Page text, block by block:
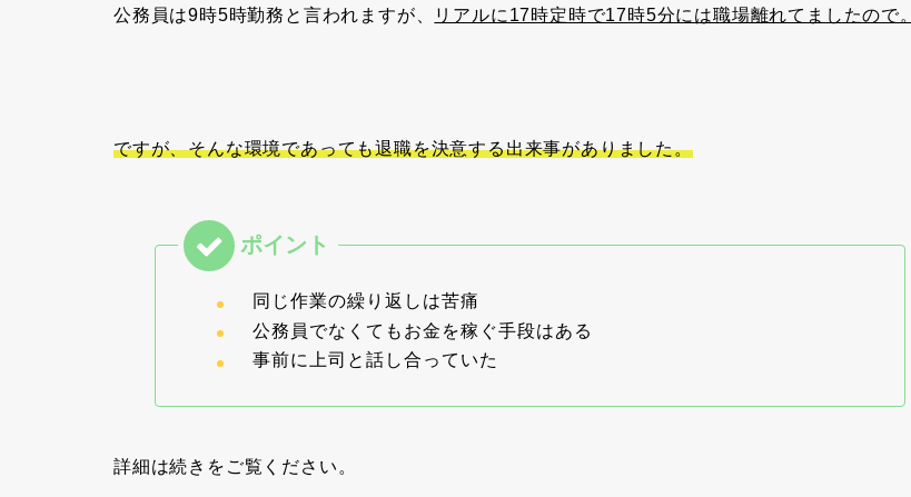
公務員は9時5時勤務と言われますが、 リアルに17時定時で17時5分には職場離れてましたので。
ですが、そんな環境であっても退職を決意する出来事がありました。
同じ作業の繰り返しは苦痛
公務員でなくてもお金を稼ぐ手段はある
事前に上司と話し合っていた
詳細は続きをご覧ください。